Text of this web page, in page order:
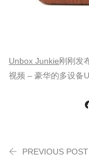
Unbox Junkie刚刚发
视频 – 豪华的多设备
PREVIOUS POST